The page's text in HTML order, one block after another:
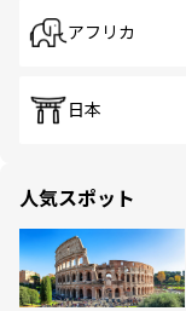
アフリカ
日本
人気スポット